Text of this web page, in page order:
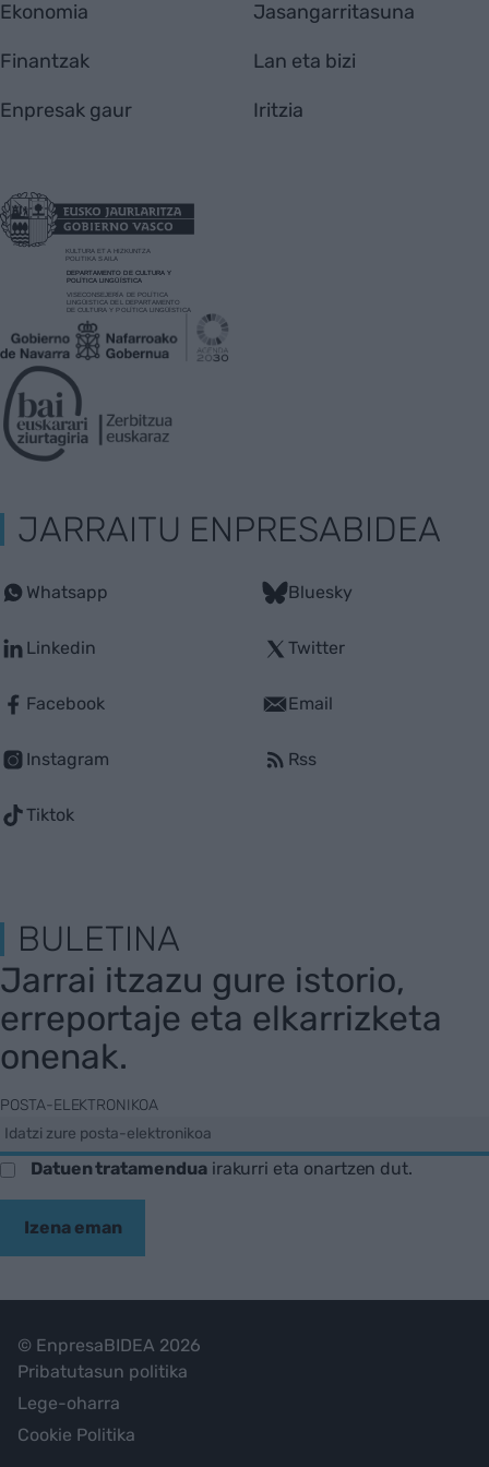
Ekonomia
Finantzak
Enpresak gaur
Jasangarritasuna
Lan eta bizi
Iritzia
JARRAITU ENPRESABIDEA
Whatsapp
Linkedin
Facebook
Instagram
Tiktok
Bluesky
Twitter
Email
Rss
BULETINA
Jarrai itzazu gure istorio,
erreportaje eta elkarrizketa
onenak.
POSTA-ELEKTRONIKOA
Datuen tratamenduairakurri eta onartzen dut.
Izena eman
© EnpresaBIDEA 2026
Pribatutasun politika
Lege-oharra
Cookie Politika